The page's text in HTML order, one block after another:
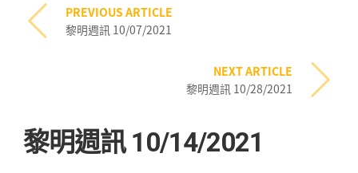
PREVIOUS ARTICLE
黎明週訊 10/07/2021
NEXT ARTICLE
黎明週訊 10/28/2021
黎明週訊 10/14/2021